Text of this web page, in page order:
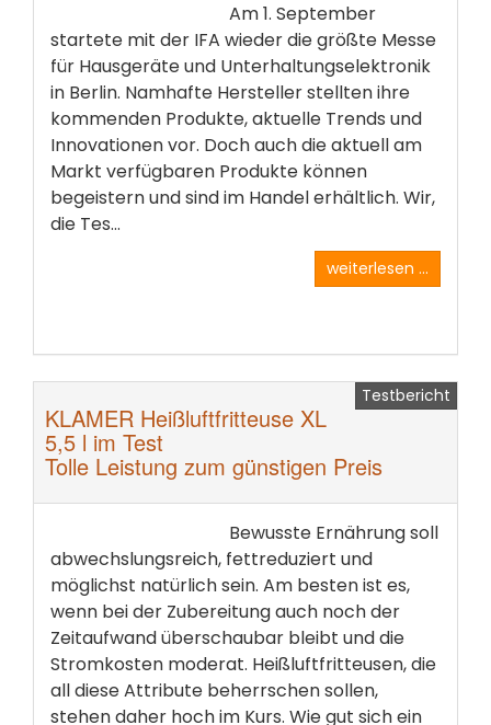
Am 1. September
startete mit der IFA wieder die größte Messe
für Hausgeräte und Unterhaltungselektronik
in Berlin. Namhafte Hersteller stellten ihre
kommenden Produkte, aktuelle Trends und
Innovationen vor. Doch auch die aktuell am
Markt verfügbaren Produkte können
begeistern und sind im Handel erhältlich. Wir,
die Tes...
weiterlesen ...
Testbericht
KLAMER Heißluftfritteuse XL
5,5 l im Test
Tolle Leistung zum günstigen Preis
Bewusste Ernährung soll
abwechslungsreich, fettreduziert und
möglichst natürlich sein. Am besten ist es,
wenn bei der Zubereitung auch noch der
Zeitaufwand überschaubar bleibt und die
Stromkosten moderat. Heißluftfritteusen, die
all diese Attribute beherrschen sollen,
stehen daher hoch im Kurs. Wie gut sich ein